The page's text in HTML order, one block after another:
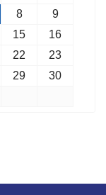
8
9
15
16
22
23
29
30